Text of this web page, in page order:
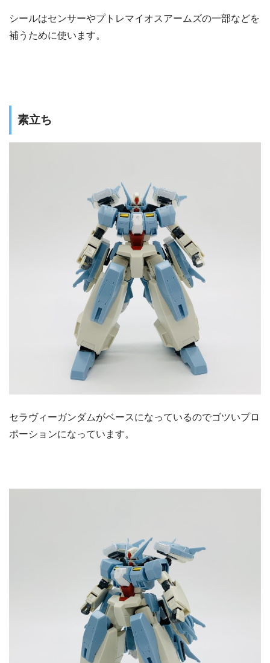
シールはセンサーやプトレマイオスアームズの一部などを
補うために使います。
素立ち
セラヴィーガンダムがベースになっているのでゴツいプロ
ポーションになっています。